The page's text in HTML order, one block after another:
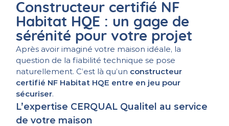
Constructeur certifié NF
Habitat HQE : un gage de
sérénité pour votre projet
Après avoir imaginé votre maison idéale, la
question de la fiabilité technique se pose
naturellement. C’est là qu’un constructeur
certifié NF Habitat HQE entre en jeu pour
sécuriser.
L’expertise CERQUAL Qualitel au service
de votre maison